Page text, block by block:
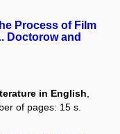
Process of Film
Doctorow and
in English
of pages: 15 s.